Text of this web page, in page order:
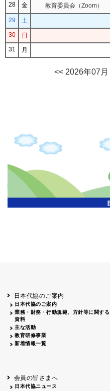
28
金 教育委員会（Zoom）
29
土
30
日
31
月
<< 2026年07月
日本代協のご案内
日本代協のご案内
業務・財務・行動規範、方針等に関する
資料
主な活動
教育研修事業
新着情報一覧
会員の皆さまへ
日本代協ニュース